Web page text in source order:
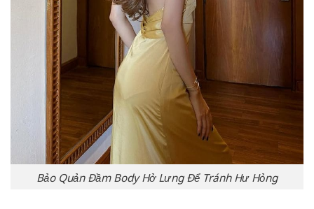
Bảo Quản Đầm Body Hở Lưng Để Tránh Hư Hỏng